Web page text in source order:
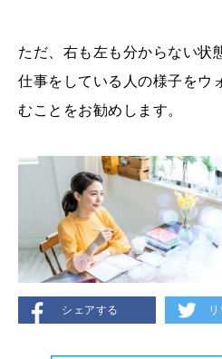
ただ、右も左も分からない状
仕事をしている人の様子をウ
むことをお勧めします。
シェアする